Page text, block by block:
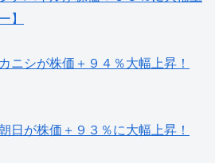
】
シが株価＋９４％大幅上昇！
が株価＋９３％に大幅上昇！